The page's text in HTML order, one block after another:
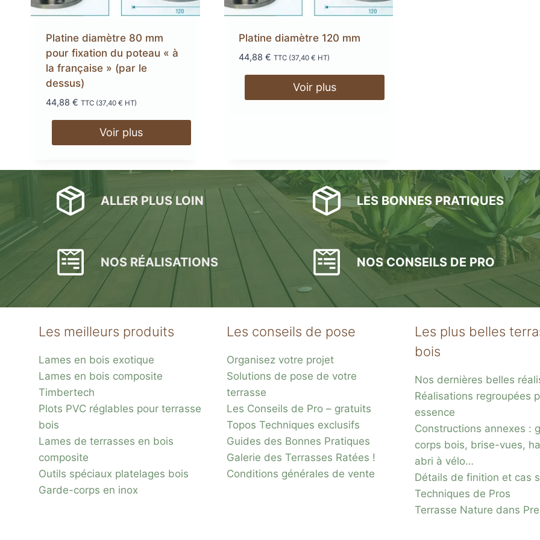
EN ACCOYA
BOIS COMPOSITE XTRAWOOD
Lambourdes
Plots réglables
PODOTACTILE
LAMBOURDES
EN ALUMINIUM
ÉCLAIRAGE
LAMES DE BARDAGE
EN BOIS DOUGLAS ROUGE
LAMES DE BARDAGE
Platine diamètre 80 mm
pour fixation du poteau « à
la française » (par le
dessus)
44,88 € TTC (37,40 € HT)
Voir plus
Platine diamètre 120 mm
44,88 € TTC (37,40 € HT)
Voir plus
ALLER PLUS LOIN
NOS RÉALISATIONS
LES BONNES PRATIQUES
NOS CONSEILS DE PRO
Les meilleurs produits
Lames en bois exotique
Lames en bois composite
Timbertech
Plots PVC réglables pour terrasse
bois
Lames de terrasses en bois
composite
Outils spéciaux platelages bois
Garde-corps en inox
Les conseils de pose
Organisez votre projet
Solutions de pose de votre
terrasse
Les Conseils de Pro – gratuits
Topos Techniques exclusifs
Guides des Bonnes Pratiques
Galerie des Terrasses Ratées !
Conditions générales de vente
Les plus belles
bois
Nos dernières belles
Réalisations regroupées
essence
Constructions annexes :
corps bois, brise-vues,
abri à vélo…
Détails de finition et cas
Techniques de Pros
Terrasse Nature dans